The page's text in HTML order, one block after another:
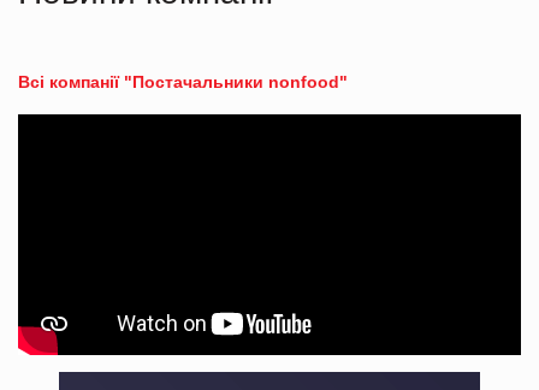
Всі компанії "Постачальники nonfood"